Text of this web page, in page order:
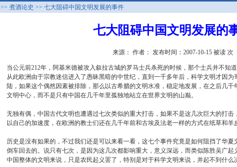
>> 煮酒论史 >> 七大阻碍中国文明发展的事件
七大阻碍中国文明发展的
来源： 作者： 发布时间：2007-10-15 被读 次
当公元前212年，阿基米德被攻入叙拉古城的罗马士兵杀死的时候，那个士兵并不知
从此欧洲由于宗教迷信进入了愚昧黑暗的中世纪，直到一千多年后，科学文明才因
陆，如果这个偶然因素被排除，那么以古希腊的文明水准，稳定地发展，在之后几
文明中心，而不是只有中国在几千年里孤独地站立在世界文明的山巅。
无独有偶，中国古代文明也遭遇过七次类似的重大打击，如果不是这几次巨大的打
以自己的加速度，在欧洲的教士们还在几千年前和古埃及法老一样的方式在纸草和羊
历史是没有如果的，不过我们还是可以来看一看，这七个事件究竟是如何阻挡了华
倒车回去的。说只有七次，是因为这几次都影响重大，意义深远，而类似陈胜吴广
中国整体的文明来说，只是农民起义罢了，特别是对于科学文明来说，并起不到什么